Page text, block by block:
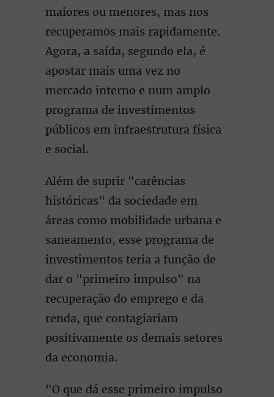
maiores ou menores, mas nos
recuperamos mais rapidamente.
Agora, a saída, segundo ela, é
apostar mais uma vez no
mercado interno e num amplo
programa de investimentos
públicos em infraestrutura física
e social.
Além de suprir "carências
históricas" da sociedade em
áreas como mobilidade urbana e
saneamento, esse programa de
investimentos teria a função de
dar o "primeiro impulso" na
recuperação do emprego e da
renda, que contagiariam
positivamente os demais setores
da economia.
"O que dá esse primeiro impulso